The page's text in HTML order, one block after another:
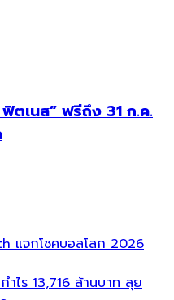
ตเนส” ฟรีถึง 31 ก.ค.
แจกโชคบอลโลก 2026
ไร 13,716 ล้านบาท ลุย